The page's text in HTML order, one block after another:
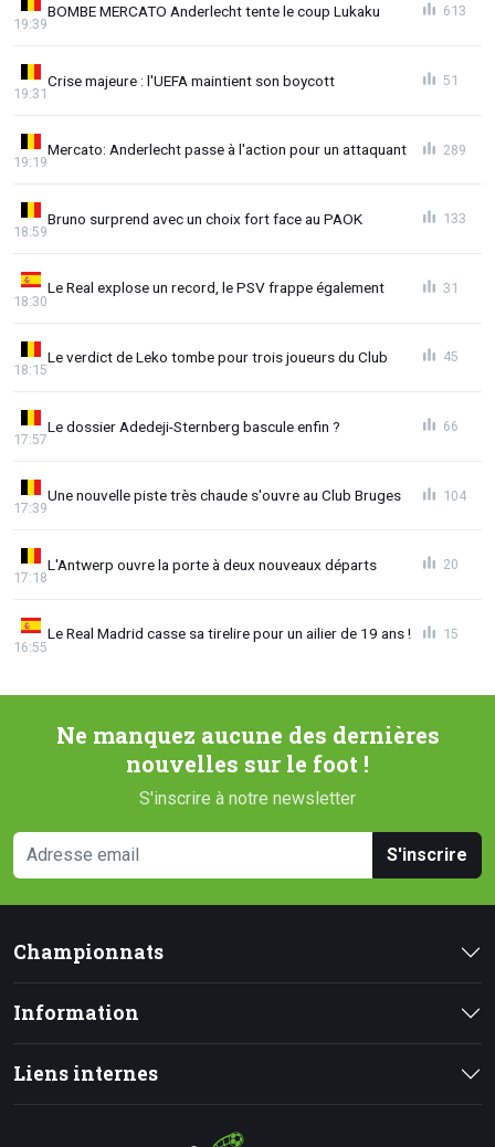
BOMBE MERCATO Anderlecht tente le coup Lukaku
19:39
613
Crise majeure : l'UEFA maintient son boycott
19:31
51
Mercato: Anderlecht passe à l'action pour un attaquant
19:19
289
Bruno surprend avec un choix fort face au PAOK
18:59
133
Le Real explose un record, le PSV frappe également
18:30
31
Le verdict de Leko tombe pour trois joueurs du Club
18:15
45
Le dossier Adedeji-Sternberg bascule enfin ?
17:57
66
Une nouvelle piste très chaude s'ouvre au Club Bruges
17:39
104
L'Antwerp ouvre la porte à deux nouveaux départs
17:18
20
Le Real Madrid casse sa tirelire pour un ailier de 19 ans !
16:55
15
Ne manquez aucune des dernières
nouvelles sur le foot !
S'inscrire à notre newsletter
S'inscrire
Championnats
Information
Liens internes